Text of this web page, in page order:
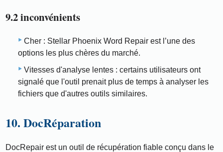
9.2 inconvénients
Cher : Stellar Phoenix Word Repair est l’une des
options les plus chères du marché.
Vitesses d'analyse lentes : certains utilisateurs ont
signalé que l'outil prenait plus de temps à analyser les
fichiers que d'autres outils similaires.
10. DocRéparation
DocRepair est un outil de récupération fiable conçu dans le